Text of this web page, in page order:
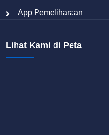
App Pemeliharaan
Lihat Kami di Peta